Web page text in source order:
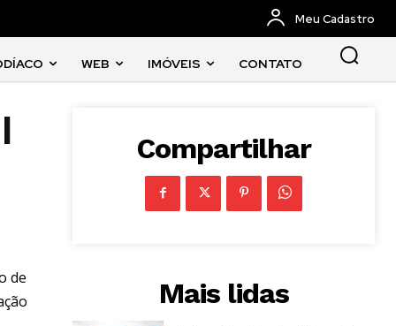
Meu Cadastro
WEB IMÓVEIS CONTATO
de
Compartilhar
Mais lidas